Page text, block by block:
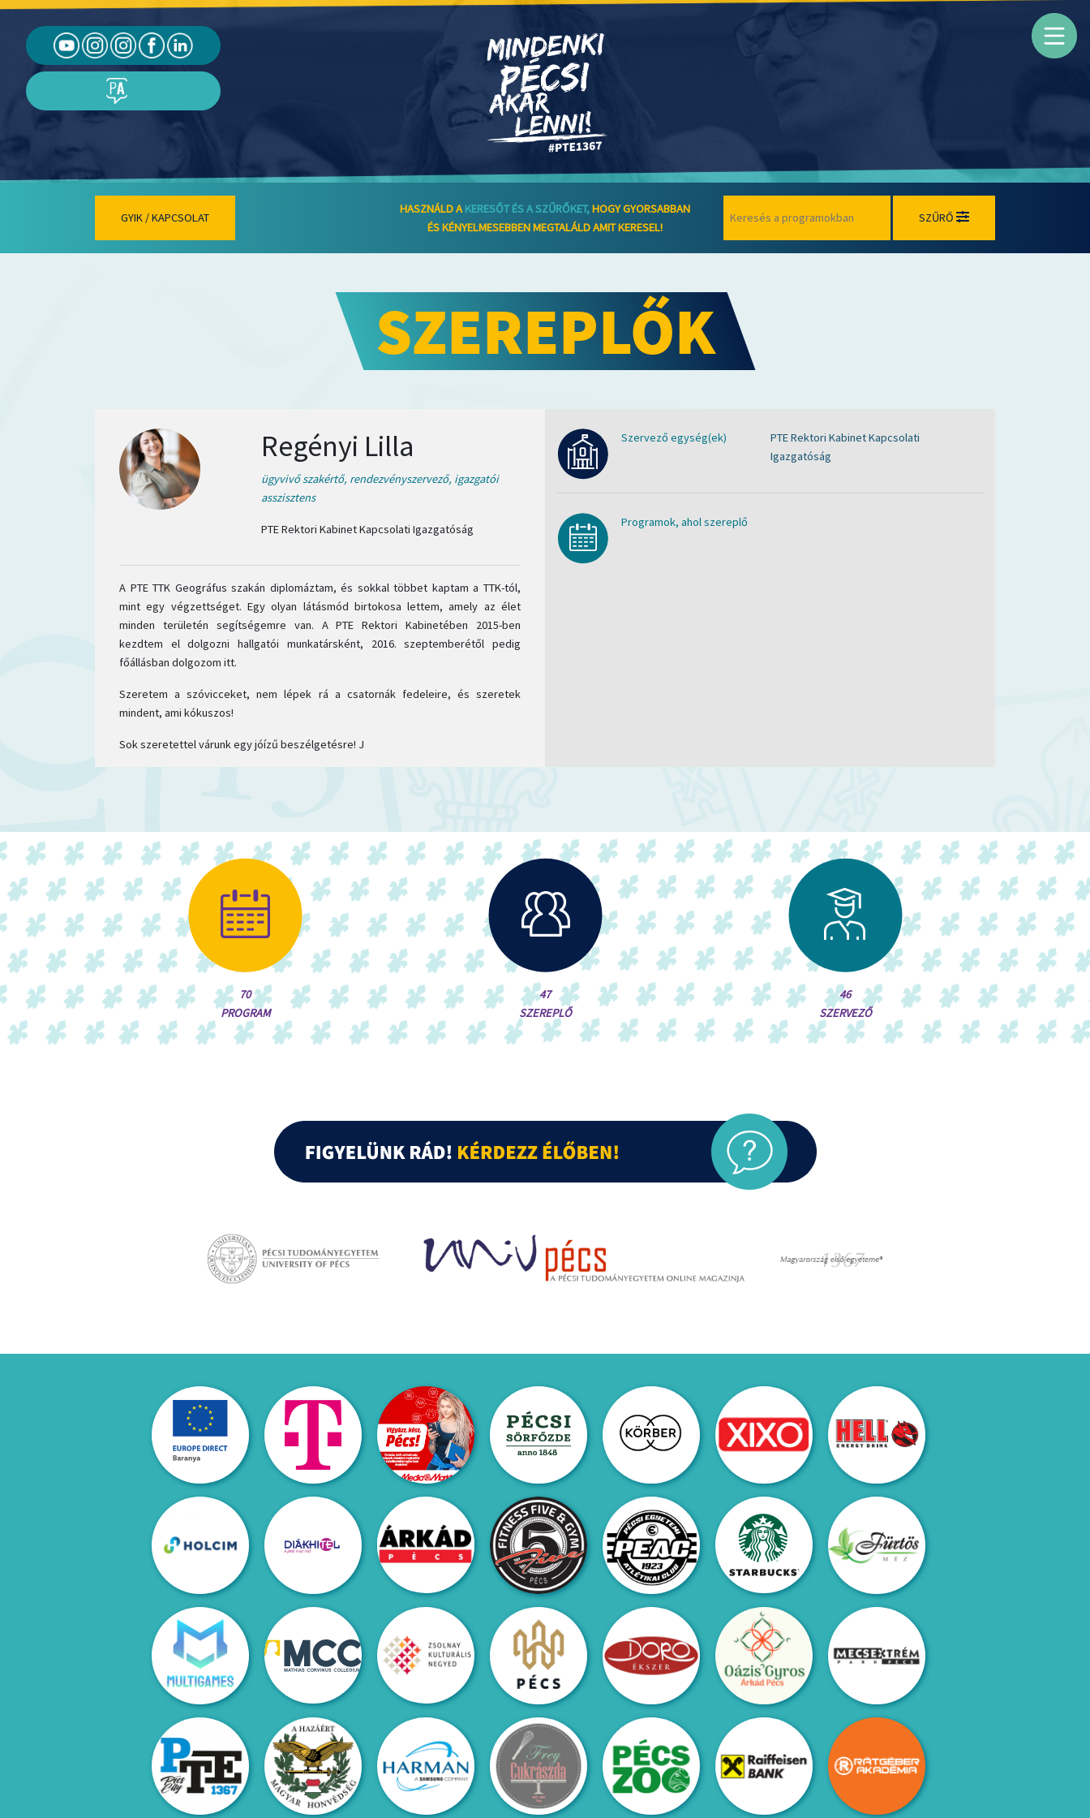
GYIK / KAPCSOLAT
HASZNÁLD A KERESŐT ÉS A SZŰRŐKET,HOGY GYORSABBAN
ÉS KÉNYELMESEBBEN MEGTALÁLD AMIT KERESEL!
SZŰRŐ
SZEREPLŐK
Regényi Lilla
ügyvivő szakértő, rendezvényszervező, igazgatói
asszisztens
PTE Rektori Kabinet Kapcsolati Igazgatóság
A PTE TTK Geográfus szakán diplomáztam, és sokkal többet kaptam a TTK-tól,
mint egy végzettséget. Egy olyan látásmód birtokosa lettem, amely az élet
minden területén segítségemre van. A PTE Rektori Kabinetében 2015-ben
kezdtem el dolgozni hallgatói munkatársként, 2016. szeptemberétől pedig
főállásban dolgozom itt.
Szeretem a szóvicceket, nem lépek rá a csatornák fedeleire, és szeretek
mindent, ami kókuszos!
Sok szeretettel várunk egy jóízű beszélgetésre! J
Szervező egység(ek)
PTE Rektori Kabinet Kapcsolati
Igazgatóság
Programok, ahol szereplő
70
PROGRAM
47
SZEREPLŐ
46
SZERVEZŐ